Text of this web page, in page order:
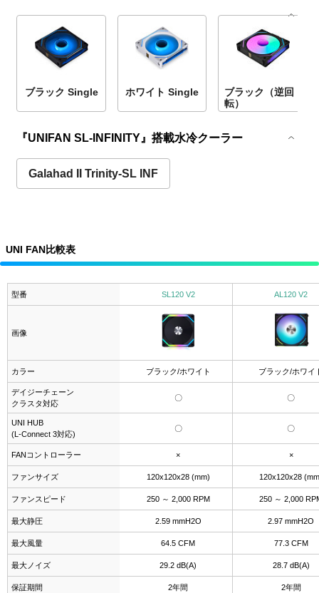
ブラック Single ホワイト Single
ブラック（逆回
転）
『UNIFAN SL-INFINITY』搭載水冷クーラー
Galahad II Trinity-SL INF
UNI FAN比較表
型番 SL120 V2 AL120 V2
画像
カラー ブラック/ホワイト ブラック/ホワイ
デイジーチェーン
クラスタ対応
〇 〇
UNI HUB
(L-Connect 3対応)
〇 〇
FANコントローラー × ×
ファンサイズ 120x120x28 (mm) 120x120x28
ファンスピード 250 ～ 2,000 RPM 250 ～ 2,000
最大静圧 2.59 mmH2O 2.97 mmH2O
最大風量 64.5 CFM 77.3 CFM
最大ノイズ 29.2 dB(A) 28.7 dB(A)
保証期間 2年間 2年間